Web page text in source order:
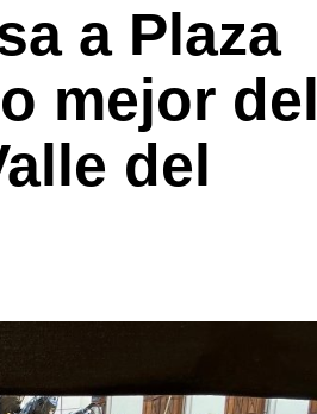
a Plaza
mejor del
del